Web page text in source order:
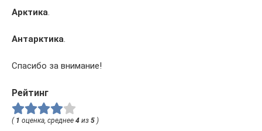
Арктика.
Антарктика.
Спасибо за внимание!
Рейтинг
( 1 оценка, среднее 4 из 5 )